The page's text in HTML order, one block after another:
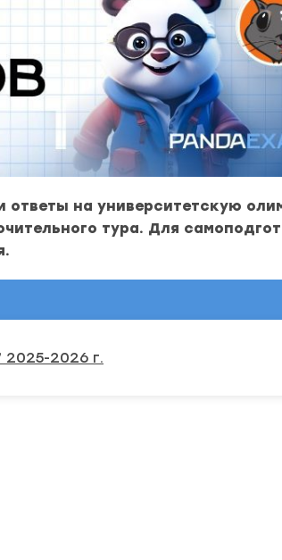
на университетскую
тура. Для
2026 г.